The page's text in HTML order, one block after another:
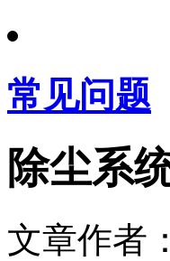
常见问题
除尘系
文章作